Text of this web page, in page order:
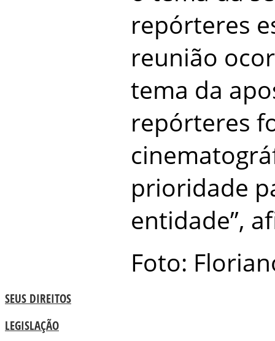
repórteres
reunião
tema da
repórteres
prioridade
entidade”,
Foto:
SEUS DIREITOS
LEGISLAÇÃO